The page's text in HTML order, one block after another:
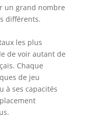
un grand nombre
différents.
les plus
de voir autant de
Chaque
de jeu
à ses capacités